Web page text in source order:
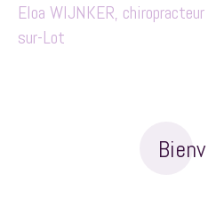
Eloa WIJNKER,
sur-Lot